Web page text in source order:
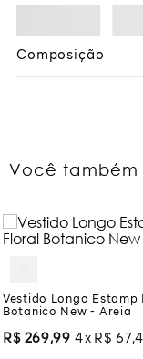
Composição
Você também
Vestido Longo Estamp
Botanico New - Areia
R$ 269,99 4 R$ 67,